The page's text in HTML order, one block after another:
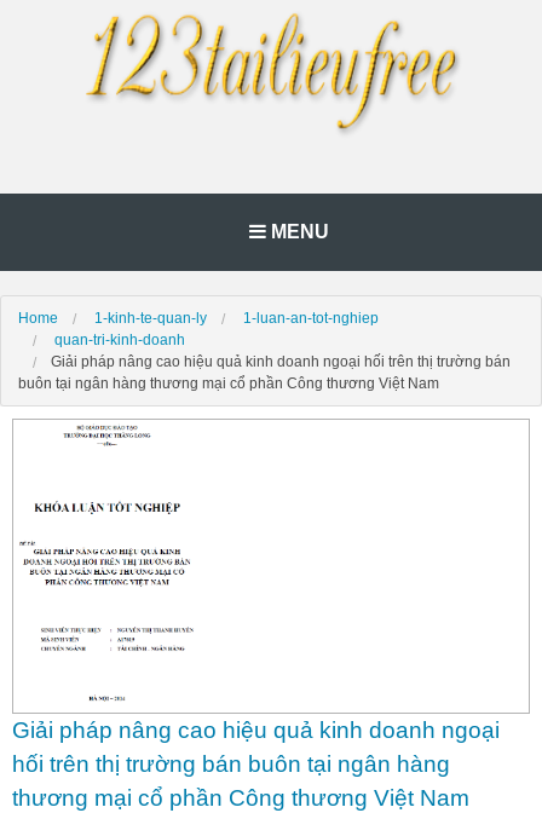
MENU
Home 1-kinh-te-quan-ly
1-luan-an-tot-nghiep
quan-tri-kinh-doanh
Giải pháp nâng cao hiệu quả kinh doanh ngoại hối trên thị trường bán
buôn tại ngân hàng thương mại cổ phần Công thương Việt Nam
Giải pháp nâng cao hiệu quả kinh doanh ngoại
hối trên thị trường bán buôn tại ngân hàng
thương mại cổ phần Công thương Việt Nam